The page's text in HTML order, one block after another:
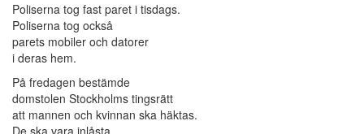
Poliserna tog fast paret i tisdags.
Poliserna tog också
parets mobiler och datorer
i deras hem.
På fredagen bestämde
domstolen Stockholms tingsrätt
att mannen och kvinnan ska häktas.